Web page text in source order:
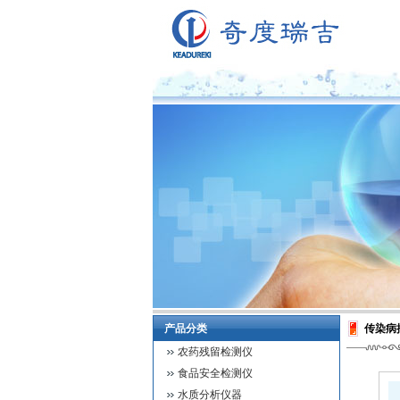
产品分类
农药残留检测仪
食品安全检测仪
水质分析仪器
传染病